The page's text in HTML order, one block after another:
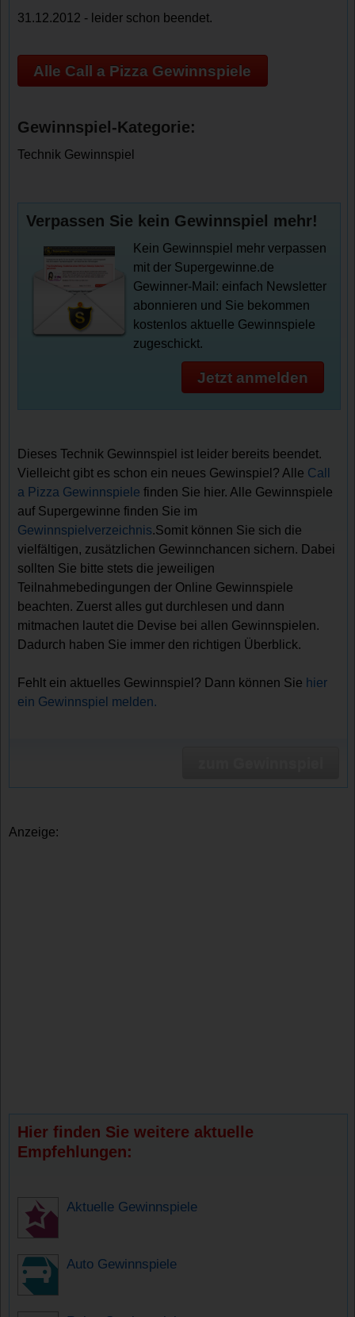
31.12.2012 - leider schon beendet.
Alle Call a Pizza Gewinnspiele
Gewinnspiel-Kategorie:
Technik Gewinnspiel
Verpassen Sie kein Gewinnspiel mehr!
Kein Gewinnspiel mehr verpassen
mit der Supergewinne.de
Gewinner-Mail: einfach Newsletter
abonnieren und Sie bekommen
kostenlos aktuelle Gewinnspiele
zugeschickt.
Jetzt anmelden
Dieses Technik Gewinnspiel ist leider bereits beendet.
Vielleicht gibt es schon ein neues Gewinspiel? Alle Call
a Pizza Gewinnspiele finden Sie hier. Alle Gewinnspiele
auf Supergewinne finden Sie im
Gewinnspielverzeichnis.Somit können Sie sich die
vielfältigen, zusätzlichen Gewinnchancen sichern. Dabei
sollten Sie bitte stets die jeweiligen
Teilnahmebedingungen der Online Gewinnspiele
beachten. Zuerst alles gut durchlesen und dann
mitmachen lautet die Devise bei allen Gewinnspielen.
Dadurch haben Sie immer den richtigen Überblick.
Fehlt ein aktuelles Gewinnspiel? Dann können Sie hier
ein Gewinnspiel melden.
Anzeige:
Hier finden Sie weitere aktuelle
Empfehlungen:
Aktuelle Gewinnspiele
Auto Gewinnspiele